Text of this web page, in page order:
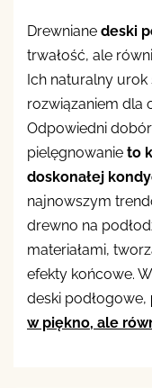
Drewniane deski
trwałość, ale
Ich naturalny
rozwiązaniem dla
Odpowiedni
pielęgnowanie to
doskonałej
najnowszym
drewno na
materiałami,
efekty końcowe.
deski podłogowe,
w piękno, ale